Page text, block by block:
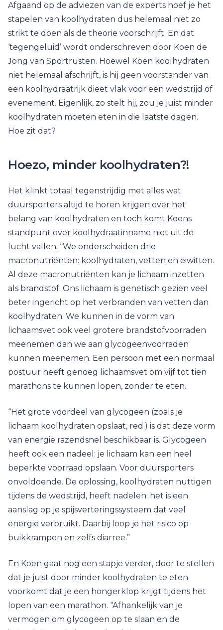
Afgaand op de adviezen van de experts hoef je het
stapelen van koolhydraten dus helemaal niet zo
strikt te doen als de theorie voorschrijft. En dat
‘tegengeluid’ wordt onderschreven door Koen de
Jong van Sportrusten. Hoewel Koen koolhydraten
niet helemaal afschrijft, is hij geen voorstander van
een koolhydraatrijk dieet vlak voor een wedstrijd of
evenement. Eigenlijk, zo stelt hij, zou je juist minder
koolhydraten moeten eten in die laatste dagen.
Hoe zit dat?
Hoezo, minder koolhydraten?!
Het klinkt totaal tegenstrijdig met alles wat
duursporters altijd te horen krijgen over het
belang van koolhydraten en toch komt Koens
standpunt over koolhydraatinname niet uit de
lucht vallen. “We onderscheiden drie
macronutriënten: koolhydraten, vetten en eiwitten.
Al deze macronutriënten kan je lichaam inzetten
als brandstof. Ons lichaam is genetisch gezien veel
beter ingericht op het verbranden van vetten dan
koolhydraten. We kunnen in de vorm van
lichaamsvet ook veel grotere brandstofvoorraden
meenemen dan we aan glycogeenvoorraden
kunnen meenemen. Een persoon met een normaal
postuur heeft genoeg lichaamsvet om vijf tot tien
marathons te kunnen lopen, zonder te eten.
“Het grote voordeel van glycogeen (zoals je
lichaam koolhydraten opslaat, red.) is dat deze vorm
van energie razendsnel beschikbaar is. Glycogeen
heeft ook een nadeel: je lichaam kan een heel
beperkte voorraad opslaan. Voor duursporters
onvoldoende. De oplossing, koolhydraten nuttigen
tijdens de wedstrijd, heeft nadelen: het is een
aanslag op je spijsverteringssysteem dat veel
energie verbruikt. Daarbij loop je het risico op
buikkrampen en zelfs diarree.”
En Koen gaat nog een stapje verder, door te stellen
dat je juist door minder koolhydraten te eten
voorkomt dat je een hongerklop krijgt tijdens het
lopen van een marathon. “Afhankelijk van je
vermogen om glycogeen op te slaan en de